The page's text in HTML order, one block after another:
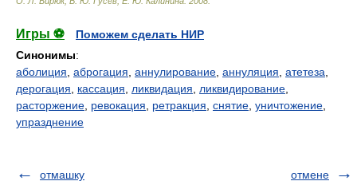
Игры ⚽
Поможем сделать НИР
Синонимы:
аболиция аброгация аннулирование аннуляция атетеза
дерогация
кассация ликвидация ликвидирование
расторжение ревокация ретракция снятие уничтожение
упразднение
отмашку отмене